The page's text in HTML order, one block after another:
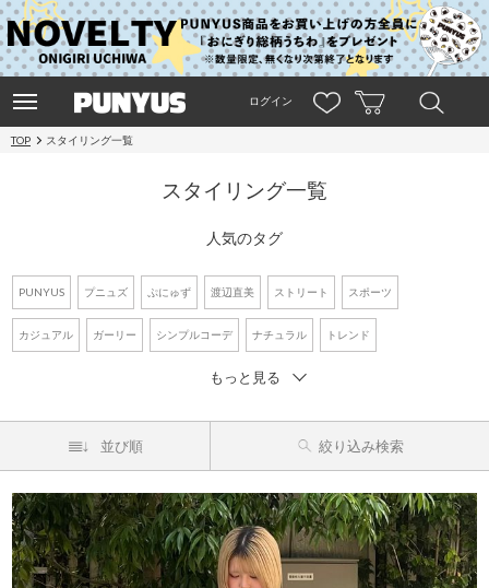
ログイン
TOP スタイリング一覧
スタイリング一覧
人気のタグ
PUNYUS プニュズ ぷにゅず 渡辺直美 ストリート スポーツ
カジュアル ガーリー シンプルコーデ ナチュラル トレンド
再入荷アイテム
ビッグシルエット Tシャツ デニム ワンピース シャツコーデ
もっと見る
並び順 絞り込み検索